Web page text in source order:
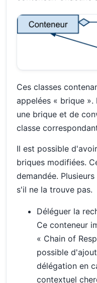
Ces classes
appelées « brique
une brique et de
classe
Il est possible
briques modifiées.
demandée.
s'il ne la trouve pas.
Déléguer la
Ce conteneur
« Chain of
possible
délégation en
contextuel